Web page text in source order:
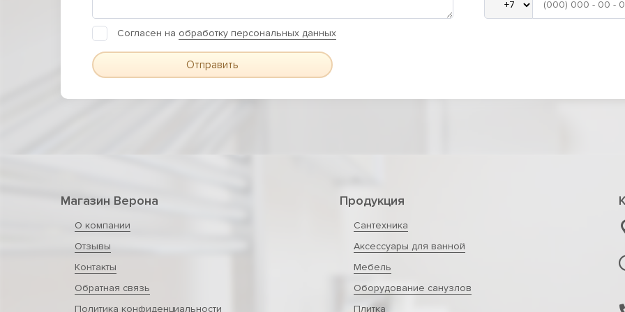
Согласен на обработку персональных данных
Отправить
Магазин Верона
О компании
Отзывы
Контакты
Обратная связь
Политика конфиденциальности
Продукция
Сантехника
Аксессуары для ванной
Мебель
Оборудование санузлов
Плитка